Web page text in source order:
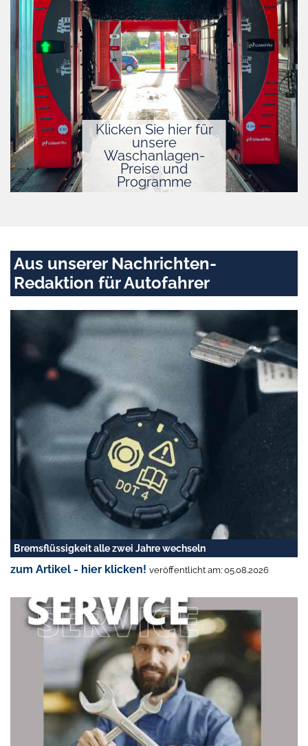
Klicken Sie hier für
unsere
Waschanlagen-
Preise und
Programme
Aus unserer Nachrichten-
Redaktion für Autofahrer
Bremsflüssigkeit alle zwei Jahre wechseln
zum Artikel - hier klicken! veröffentlicht am: 05.08.2026